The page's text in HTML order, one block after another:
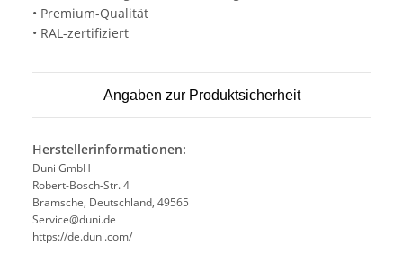
• Premium-Qualität
• RAL-zertifiziert
Angaben zur Produktsicherheit
Herstellerinformationen:
Duni GmbH
Robert-Bosch-Str. 4
Bramsche, Deutschland, 49565
Service@duni.de
https://de.duni.com/